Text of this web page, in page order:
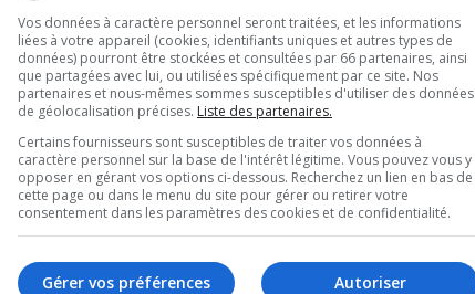
blessures mais son hydroplaneur devra subir
Vos données à caractère personnel seront traitées, et les informations
liées à votre appareil (cookies, identifiants uniques et autres types de
données) pourront être stockées et consultées par 66 partenaires, ainsi
que partagées avec lui, ou utilisées spécifiquement par ce site. Nos
partenaires et nous-mêmes sommes susceptibles d'utiliser des données
de géolocalisation précises. Liste des partenaires.
Certains fournisseurs sont susceptibles de traiter vos données à
caractère personnel sur la base de l'intérêt légitime. Vous pouvez vous y
opposer en gérant vos options ci-dessous. Recherchez un lien en bas de
cette page ou dans le menu du site pour gérer ou retirer votre
consentement dans les paramètres des cookies et de confidentialité.
Autoriser
Gérer vos préférences